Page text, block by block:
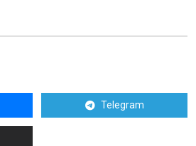
Telegram